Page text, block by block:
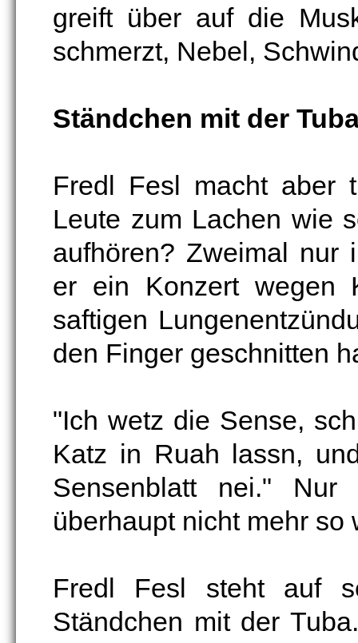
greift über auf die
schmerzt, Nebel,
Ständchen mit der
Fredl Fesl macht aber
Leute zum Lachen wie
aufhören? Zweimal nur
er ein Konzert wegen
saftigen
den Finger geschnitten
"Ich wetz die Sense,
Katz in Ruah lassn,
Sensenblatt nei."
überhaupt nicht mehr
Fredl Fesl steht auf
Ständchen mit der